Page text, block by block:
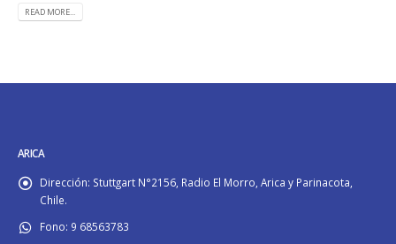
READ MORE...
ARICA
Dirección: Stuttgart N°2156, Radio El Morro, Arica y Parinacota,
Chile.
Fono: 9 68563783